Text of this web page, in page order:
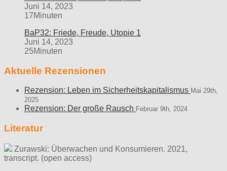
Juni 14, 2023
17Minuten
BaP32: Friede, Freude, Utopie 1
Juni 14, 2023
25Minuten
Aktuelle Rezensionen
Rezension: Leben im Sicherheitskapitalismus Mai 29th,
2025
Rezension: Der große Rausch Februar 9th, 2024
Literatur
Zurawski: Überwachen und Konsumieren. 2021,
transcript. (open access)